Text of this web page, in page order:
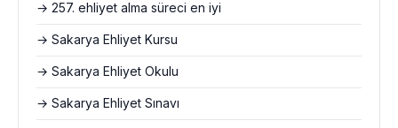
→ 257. ehliyet alma süreci en iyi
→ Sakarya Ehliyet Kursu
→ Sakarya Ehliyet Okulu
→ Sakarya Ehliyet Sınavı